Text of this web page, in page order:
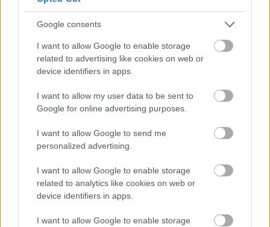
Google consents
I want to allow Google to enable storage
related to advertising like cookies on web or
device identifiers in apps.
I want to allow my user data to be sent to
Google for online advertising purposes.
I want to allow Google to send me
personalized advertising.
I want to allow Google to enable storage
related to analytics like cookies on web or
device identifiers in apps.
I want to allow Google to enable storage
Masaža mišic s penastim valjčkom (t.i.myofascial
release) je odlična tehnika za zmanjšanje napetosti v
mišicah in fasciji (vezivnem tkivu). To lahko pomaga
sprostiti tesne predele in izboljšati obseg gibanja, kar
bo pripomoglo k večji prožnosti.